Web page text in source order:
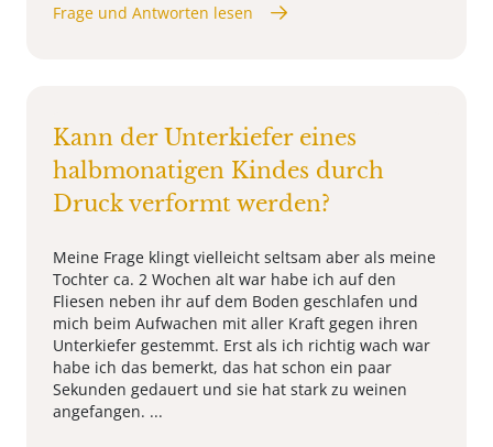
Frage und Antworten lesen
Kann der Unterkiefer eines
halbmonatigen Kindes durch
Druck verformt werden?
Meine Frage klingt vielleicht seltsam aber als meine
Tochter ca. 2 Wochen alt war habe ich auf den
Fliesen neben ihr auf dem Boden geschlafen und
mich beim Aufwachen mit aller Kraft gegen ihren
Unterkiefer gestemmt. Erst als ich richtig wach war
habe ich das bemerkt, das hat schon ein paar
Sekunden gedauert und sie hat stark zu weinen
angefangen. ...